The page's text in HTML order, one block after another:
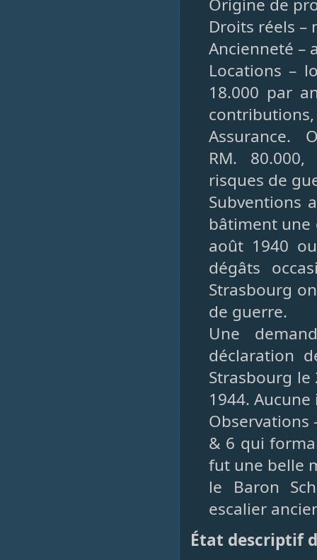
Origine de
Droits réels –
Ancienneté –
Locations –
18.000 par
contributions,
Assurance.
RM. 80.000,
risques de
Subventions
bâtiment une
août 1940
dégâts
Strasbourg
de guerre.
Une
déclaration
Strasbourg
1944.
Observations
& 6 qui
fut une belle
le Baron
escalier
État descriptif